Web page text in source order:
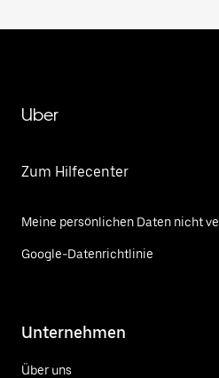
Uber
Zum Hilfecenter
Meine persönlichen Daten nicht
Google-Datenrichtlinie
Unternehmen
Über uns